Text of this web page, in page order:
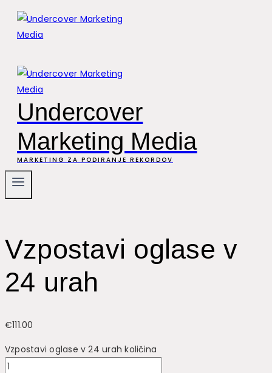
Undercover
Marketing Media
MARKETING ZA PODIRANJE REKORDOV
Vzpostavi oglase v
24 urah
€111.00
Vzpostavi oglase v 24 urah količina